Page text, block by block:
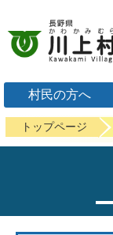
村民の方へ
トップページ